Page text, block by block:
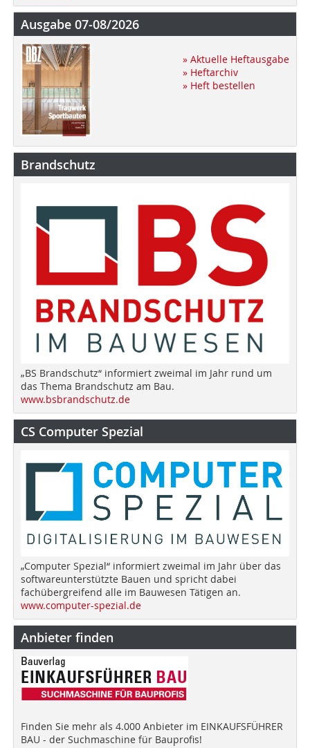
Ausgabe 07-08/2026
» Aktuelle Heftausgabe
» Heftarchiv
» Heft bestellen
Brandschutz
„BS Brandschutz“ informiert zweimal im Jahr rund um
das Thema Brandschutz am Bau.
www.bsbrandschutz.de
CS Computer Spezial
„Computer Spezial“ informiert zweimal im Jahr über das
softwareunterstützte Bauen und spricht dabei
fachübergreifend alle im Bauwesen Tätigen an.
www.computer-spezial.de
Anbieter finden
Finden Sie mehr als 4.000 Anbieter im EINKAUFSFÜHRER
BAU - der Suchmaschine für Bauprofis!